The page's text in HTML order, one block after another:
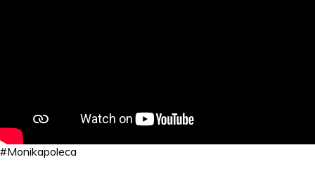
#Monikapoleca